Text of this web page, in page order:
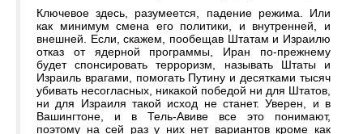
Ключевое здесь, разумеется, падение режима. Или
как минимум смена его политики, и внутренней, и
внешней. Если, скажем, пообещав Штатам и Израилю
отказ от ядерной программы, Иран по-прежнему
будет спонсировать терроризм, называть Штаты и
Израиль врагами, помогать Путину и десятками тысяч
убивать несогласных, никакой победой ни для Штатов,
ни для Израиля такой исход не станет. Уверен, и в
Вашингтоне, и в Тель-Авиве все это понимают,
поэтому на сей раз у них нет вариантов кроме как